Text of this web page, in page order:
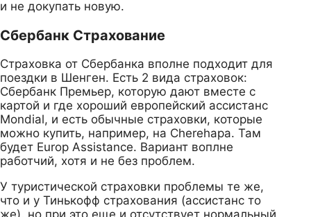
и не докупать новую.
Сбербанк Страхование
Страховка от Сбербанка вполне подходит для
поездки в Шенген. Есть 2 вида страховок:
Сбербанк Премьер, которую дают вместе с
картой и где хороший европейский ассистанс
Mondial, и есть обычные страховки, которые
можно купить, например, на Cherehapa. Там
будет Europ Assistance. Вариант воплне
работчий, хотя и не без проблем.
У туристической страховки проблемы те же,
что и у Тинькофф страхования (ассистанс то